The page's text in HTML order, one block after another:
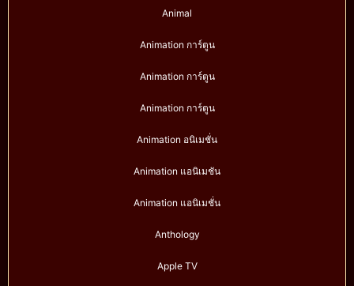
Animal
Animation การ์ตูน
Animation การ์ตูน
Animation การ์ตูน
Animation อนิเมชั่น
Animation แอนิเมชัน
Animation แอนิเมชั่น
Anthology
Apple TV